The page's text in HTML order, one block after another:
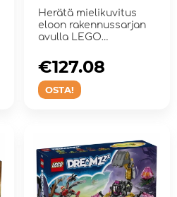
Herätä mielikuvitus
eloon rakennussarjan
avulla LEGO
Tiikerihaipans...
OSTA!
€127.08